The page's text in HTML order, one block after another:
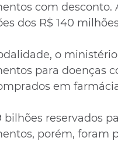
com desconto.
dos R$ 140
o
para doenças
em
bilhões reservados
porém, foram